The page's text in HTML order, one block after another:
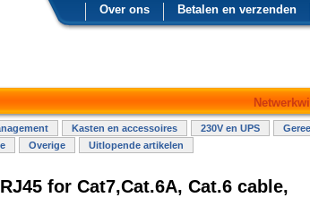
Betalen en verzenden
Over ons
Kasten en accessoires 230V en UPS
Overige Uitlopende artikelen
for Cat7,Cat.6A, Cat.6 cable,